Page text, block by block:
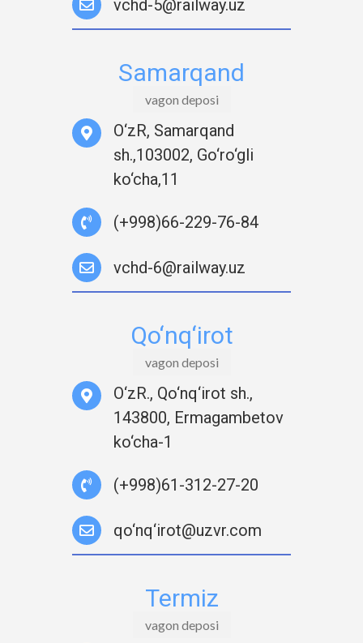
vchd-5@railway.uz
Samarqand
vagon deposi
O‘zR, Samarqand
sh.,103002, Go‘ro‘gli
ko‘cha,11
(+998)66-229-76-84
vchd-6@railway.uz
Qo‘nq‘irot
vagon deposi
O‘zR., Qo‘nq‘irot sh.,
143800, Ermagambetov
ko‘cha-1
(+998)61-312-27-20
qo‘nq‘irot@uzvr.com
Termiz
vagon deposi